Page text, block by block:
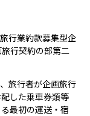
行業約款募集型企
行契約の部第二
旅行者が企画旅行
した乗車券類等
最初の運送・宿